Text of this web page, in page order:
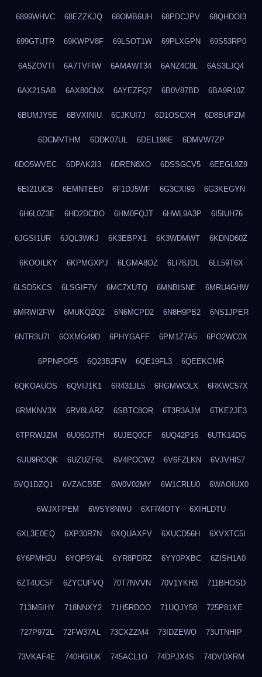
6899WHVC 68EZZKJQ 68OMB6UH 68PDCJPV 68QHDOI3
699GTUTR 69KWPV8F 69LSOT1W 69PLXGPN 69S53RP0
6A5ZOVTI 6A7TVFIW 6AMAWT34 6ANZ4C8L 6AS3LJQ4
6AX21SAB 6AX80CNX 6AYEZFQ7 6B0V87BD 6BA9R10Z
6BUMJY5E 6BVXINIU 6CJKUI7J 6D1OSCXH 6D8BUPZM
6DCMVTHM 6DDK07UL 6DEL198E 6DMVW7ZP
6DO5WVEC 6DPAK2I3 6DREN8XO 6DSSGCV5 6EEGL9Z9
6EI21UCB 6EMNTEE0 6F1DJ5WF 6G3CXI93 6G3KEGYN
6H6L0Z3E 6HD2DCBO 6HM0FQJT 6HWL9A3P 6I5IUH76
6JGSI1UR 6JQL3WKJ 6K3EBPX1 6K3WDMWT 6KDND60Z
6KOOILKY 6KPMGXPJ 6LGMA8OZ 6LI78JDL 6LL59T6X
6LSD5KCS 6LSGIF7V 6MC7XUTQ 6MNBISNE 6MRU4GHW
6MRWI2FW 6MUKQ2Q2 6N6MCPD2 6N8H9PB2 6NS1JPER
6NTR3U7I 6OXMG49D 6PHYGAFF 6PM1Z7A5 6PO2WC0X
6PPNPOF5 6Q23B2FW 6QE19FL3 6QEEKCMR
6QKOAUOS 6QVIJ1K1 6R431JL5 6RGMWOLX 6RKWC57X
6RMKNV3X 6RV8LARZ 6SBTC8OR 6T3R3AJM 6TKE2JE3
6TPRWJZM 6U06OJTH 6UJEQ0CF 6UQ42P16 6UTK14DG
6UU9ROQK 6UZUZF6L 6V4POCW2 6V6FZLKN 6VJVHI57
6VQ1DZQ1 6VZACB5E 6W0V02MY 6W1CRLU0 6WAOIUX0
6WJXFPEM 6WSY8NWU 6XFR4OTY 6XIHLDTU
6XL3E0EQ 6XP30R7N 6XQUAXFV 6XUCD56H 6XVXTC5I
6Y6PMH2U 6YQP5Y4L 6YR8PDRZ 6YY0PXBC 6ZISH1A0
6ZT4UC5F 6ZYCUFVQ 70T7NVVN 70V1YKH3 711BHOSD
713M5IHY 718NNXY2 71H5RDOO 71UQJY58 725P81XE
727P972L 72FW37AL 73CXZZM4 73IDZEWO 73UTNHIP
73VKAF4E 740HGIUK 745ACL1O 74DPJX4S 74DVDXRM